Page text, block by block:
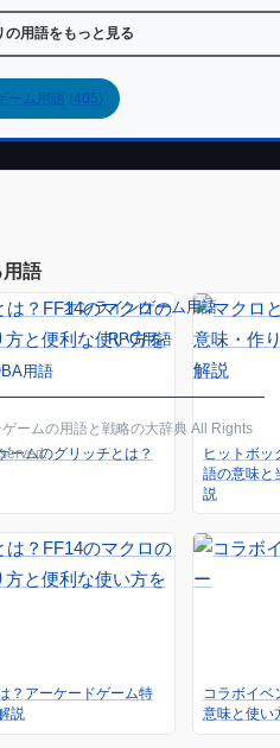
の用語をもっと見る
ーム用語 (405)
用語
ームのグリッチとは？
ヒットボッ
語の意味と
説
？アーケードゲーム特
説
コラボイベ
意味と使い
めを解
オンラインゲーム用語
RPG用語
用語
ームの用語と戦略の大辞典 All Rights